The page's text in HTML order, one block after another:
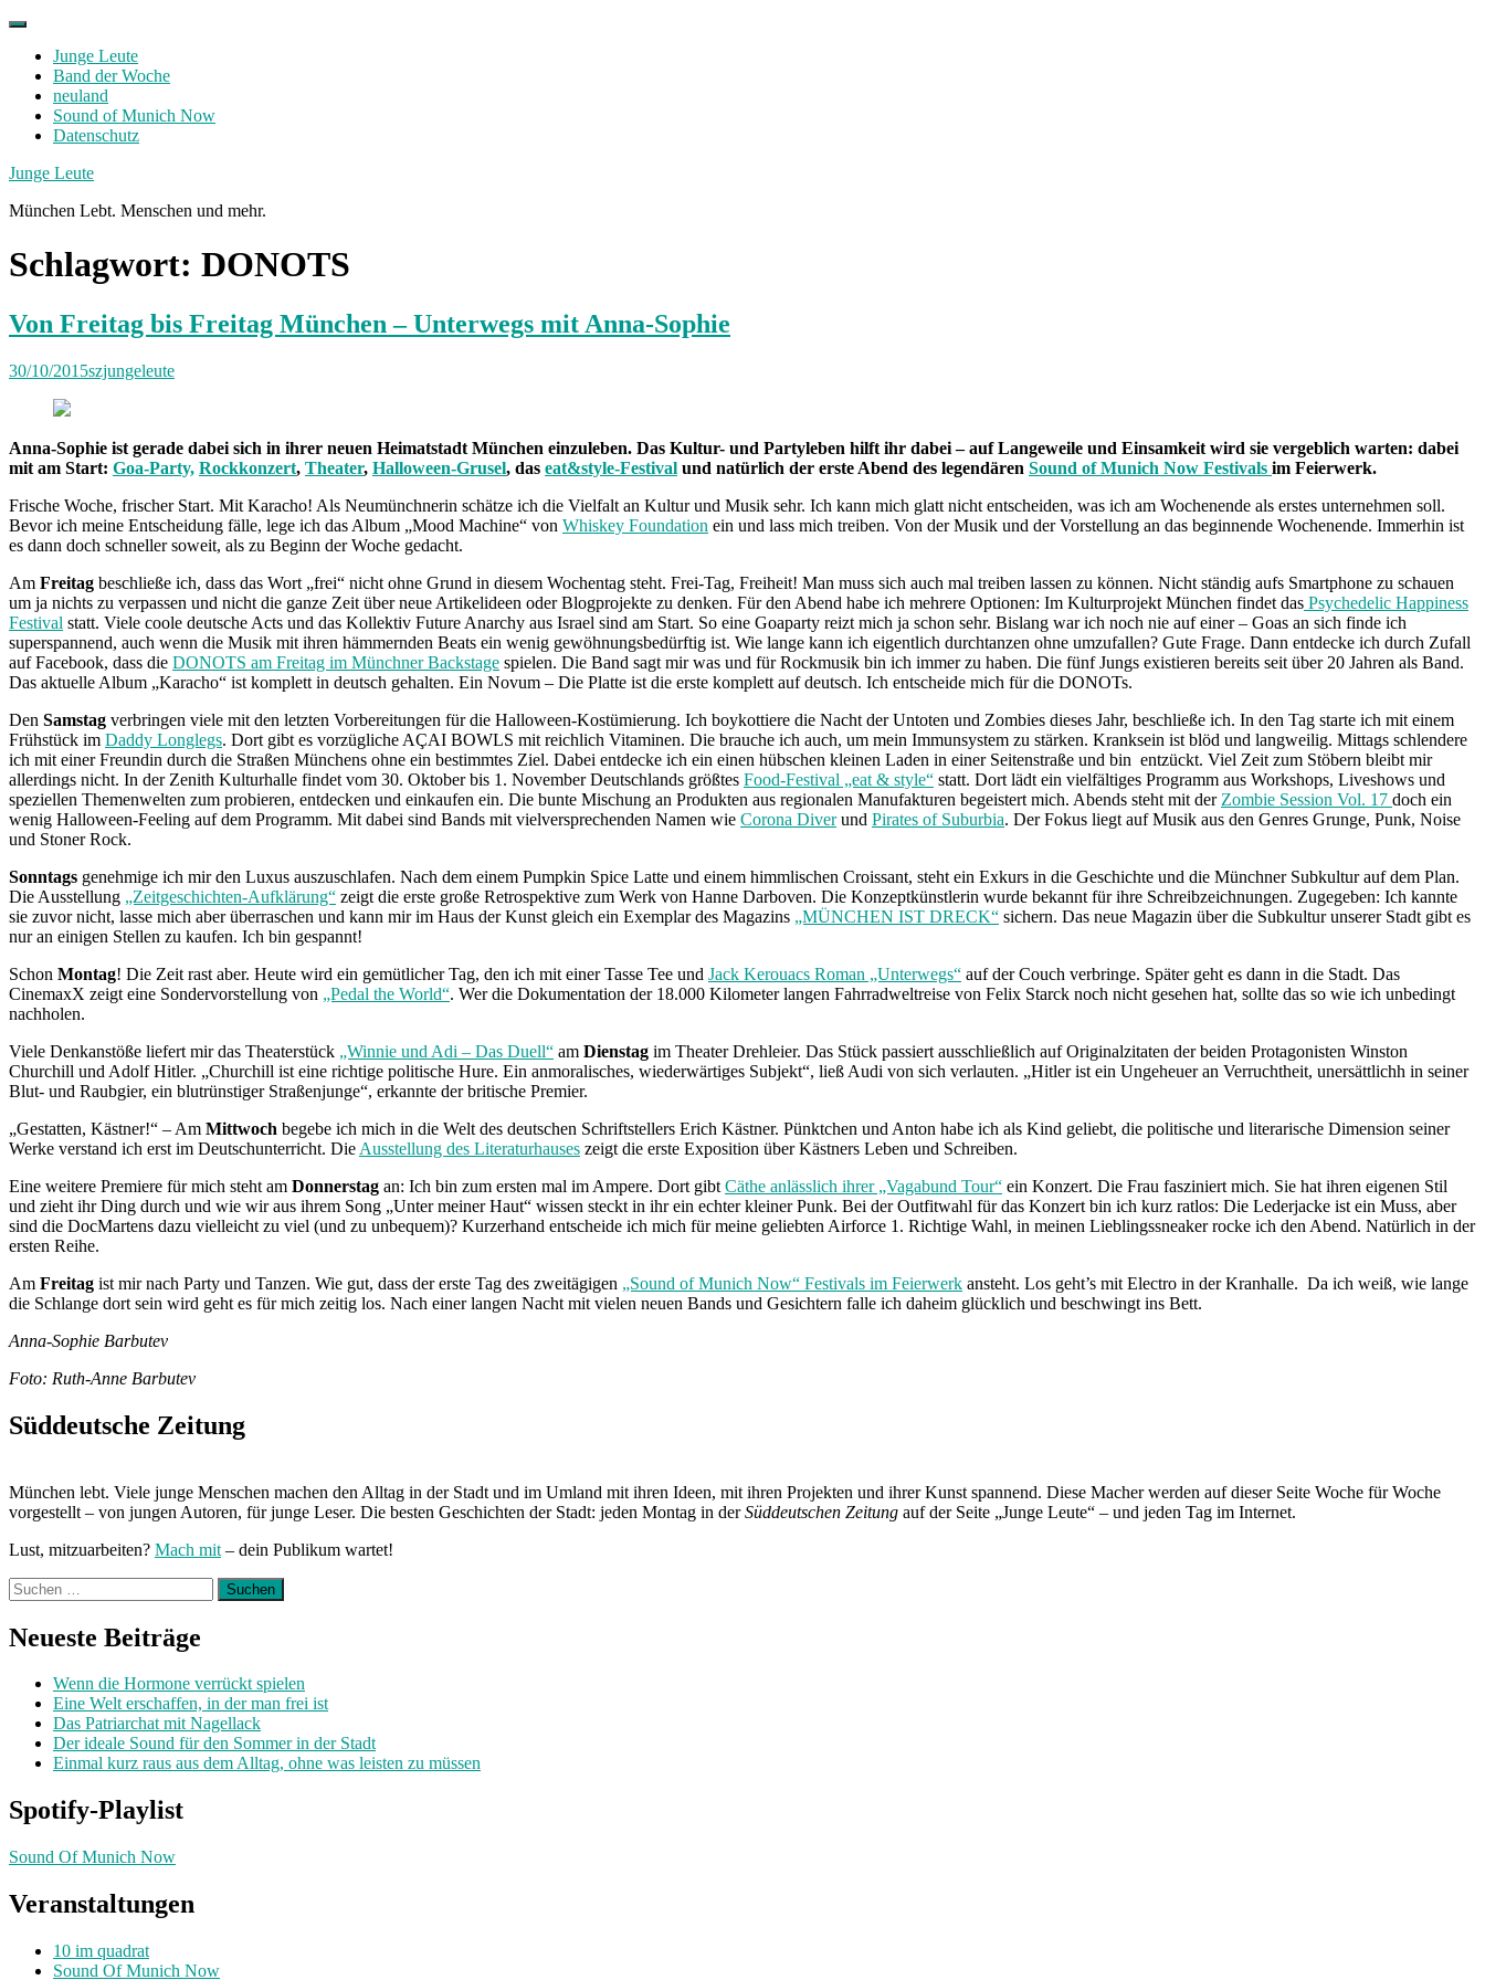
Skip
contentJunge Leute
Band der Woche
neuland
Sound of Munich Now
Datenschutz
Facebook
Twitter
Instagram
Junge Leute
München Lebt. Menschen und mehr.
Schlagwort: DONOTS
Von Freitag bis Freitag München – Unterwegs mit Anna-Sophie
30/10/2015szjungeleute
Anna-Sophie ist gerade dabei sich in ihrer neuen Heimatstadt München einzuleben. Das Kultur- und Partyleben hilft ihr dabei – auf Langeweile und Einsamkeit wird sie vergeblich warten: dabei
mit am Start: Goa-Party, Rockkonzert, Theater, Halloween-Grusel, das eat&style-Festival und natürlich der erste Abend des legendären Sound of Munich Now Festivals im Feierwerk.
Frische Woche, frischer Start. Mit Karacho! Als Neumünchnerin schätze ich die Vielfalt an Kultur und Musik sehr. Ich kann mich glatt nicht entscheiden, was ich am Wochenende als erstes unternehmen soll.
Bevor ich meine Entscheidung fälle, lege ich das Album „Mood Machine“ von Whiskey Foundation ein und lass mich treiben. Von der Musik und der Vorstellung an das beginnende Wochenende. Immerhin ist
es dann doch schneller soweit, als zu Beginn der Woche gedacht.
Am Freitag beschließe ich, dass das Wort „frei“ nicht ohne Grund in diesem Wochentag steht. Frei-Tag, Freiheit! Man muss sich auch mal treiben lassen zu können. Nicht ständig aufs Smartphone zu schauen
um ja nichts zu verpassen und nicht die ganze Zeit über neue Artikelideen oder Blogprojekte zu denken. Für den Abend habe ich mehrere Optionen: Im Kulturprojekt München findet das Psychedelic Happiness
Festival statt. Viele coole deutsche Acts und das Kollektiv Future Anarchy aus Israel sind am Start. So eine Goaparty reizt mich ja schon sehr. Bislang war ich noch nie auf einer – Goas an sich finde ich
superspannend, auch wenn die Musik mit ihren hämmernden Beats ein wenig gewöhnungsbedürftig ist. Wie lange kann ich eigentlich durchtanzen ohne umzufallen? Gute Frage. Dann entdecke ich durch Zufall
auf Facebook, dass die DONOTS am Freitag im Münchner Backstage spielen. Die Band sagt mir was und für Rockmusik bin ich immer zu haben. Die fünf Jungs existieren bereits seit über 20 Jahren als Band.
Das aktuelle Album „Karacho“ ist komplett in deutsch gehalten. Ein Novum – Die Platte ist die erste komplett auf deutsch. Ich entscheide mich für die DONOTs.
Den Samstag verbringen viele mit den letzten Vorbereitungen für die Halloween-Kostümierung. Ich boykottiere die Nacht der Untoten und Zombies dieses Jahr, beschließe ich. In den Tag starte ich mit einem
Frühstück im Daddy Longlegs. Dort gibt es vorzügliche AÇAI BOWLS mit reichlich Vitaminen. Die brauche ich auch, um mein Immunsystem zu stärken. Kranksein ist blöd und langweilig. Mittags schlendere
ich mit einer Freundin durch die Straßen Münchens ohne ein bestimmtes Ziel. Dabei entdecke ich ein einen hübschen kleinen Laden in einer Seitenstraße und bin entzückt. Viel Zeit zum Stöbern bleibt mir
allerdings nicht. In der Zenith Kulturhalle findet vom 30. Oktober bis 1. November Deutschlands größtes Food-Festival „eat & style“ statt. Dort lädt ein vielfältiges Programm aus Workshops, Liveshows und
speziellen Themenwelten zum probieren, entdecken und einkaufen ein. Die bunte Mischung an Produkten aus regionalen Manufakturen begeistert mich. Abends steht mit der Zombie Session Vol. 17 doch ein
wenig Halloween-Feeling auf dem Programm. Mit dabei sind Bands mit vielversprechenden Namen wie Corona Diverund Pirates of Suburbia. Der Fokus liegt auf Musik aus den Genres Grunge, Punk, Noise
und Stoner Rock.
Sonntags genehmige ich mir den Luxus auszuschlafen. Nach dem einem Pumpkin Spice Latte und einem himmlischen Croissant, steht ein Exkurs in die Geschichte und die Münchner Subkultur auf dem Plan.
Die Ausstellung „Zeitgeschichten-Aufklärung“ zeigt die erste große Retrospektive zum Werk von Hanne Darboven. Die Konzeptkünstlerin wurde bekannt für ihre Schreibzeichnungen. Zugegeben: Ich kannte
sie zuvor nicht, lasse mich aber überraschen und kann mir im Haus der Kunst gleich ein Exemplar des Magazins „MÜNCHEN IST DRECK“ sichern. Das neue Magazin über die Subkultur unserer Stadt gibt es
nur an einigen Stellen zu kaufen. Ich bin gespannt!
Schon Montag! Die Zeit rast aber. Heute wird ein gemütlicher Tag, den ich mit einer Tasse Tee und Jack Kerouacs Roman „Unterwegs“ auf der Couch verbringe. Später geht es dann in die Stadt. Das
CinemaxX zeigt eine Sondervorstellung von „Pedal the World“. Wer die Dokumentation der 18.000 Kilometer langen Fahrradweltreise von Felix Starck noch nicht gesehen hat, sollte das so wie ich unbedingt
nachholen.
Viele Denkanstöße liefert mir das Theaterstück „Winnie und Adi – Das Duell“ am Dienstag im Theater Drehleier. Das Stück passiert ausschließlich auf Originalzitaten der beiden Protagonisten Winston
Churchill und Adolf Hitler. „Churchill ist eine richtige politische Hure. Ein anmoralisches, wiederwärtiges Subjekt“, ließ Audi von sich verlauten. „Hitler ist ein Ungeheuer an Verruchtheit, unersättlichh in seiner
Blut- und Raubgier, ein blutrünstiger Straßenjunge“, erkannte der britische Premier.
„Gestatten, Kästner!“ – Am Mittwoch begebe ich mich in die Welt des deutschen Schriftstellers Erich Kästner. Pünktchen und Anton habe ich als Kind geliebt, die politische und literarische Dimension seiner
Werke verstand ich erst im Deutschunterricht. Die Ausstellung des Literaturhauses zeigt die erste Exposition über Kästners Leben und Schreiben.
Eine weitere Premiere für mich steht am Donnerstag an: Ich bin zum ersten mal im Ampere. Dort gibt Cäthe anlässlich ihrer „Vagabund Tour“ ein Konzert. Die Frau fasziniert mich. Sie hat ihren eigenen Stil
und zieht ihr Ding durch und wie wir aus ihrem Song „Unter meiner Haut“ wissen steckt in ihr ein echter kleiner Punk. Bei der Outfitwahl für das Konzert bin ich kurz ratlos: Die Lederjacke ist ein Muss, aber
sind die DocMartens dazu vielleicht zu viel (und zu unbequem)? Kurzerhand entscheide ich mich für meine geliebten Airforce 1. Richtige Wahl, in meinen Lieblingssneaker rocke ich den Abend. Natürlich in der
ersten Reihe.
Am Freitag ist mir nach Party und Tanzen. Wie gut, dass der erste Tag des zweitägigen „Sound of Munich Now“ Festivals im Feierwerk ansteht. Los geht’s mit Electro in der Kranhalle. Da ich weiß, wie lange
die Schlange dort sein wird geht es für mich zeitig los. Nach einer langen Nacht mit vielen neuen Bands und Gesichtern falle ich daheim glücklich und beschwingt ins Bett.
Anna-Sophie Barbutev
Foto: Ruth-Anne Barbutev
Süddeutsche Zeitung
München lebt. Viele junge Menschen machen den Alltag in der Stadt und im Umland mit ihren Ideen, mit ihren Projekten und ihrer Kunst spannend. Diese Macher werden auf dieser Seite Woche für Woche
vorgestellt – von jungen Autoren, für junge Leser. Die besten Geschichten der Stadt: jeden Montag in derSüddeutschen Zeitung auf der Seite „Junge Leute“ – und jeden Tag im Internet.
Lust, mitzuarbeiten? Mach mit – dein Publikum wartet!
Suchen
nach:
Neueste Beiträge
Wenn die Hormone verrückt spielen
Eine Welt erschaffen, in der man frei ist
Das Patriarchat mit Nagellack
Der ideale Sound für den Sommer in der Stadt
Einmal kurz raus aus dem Alltag, ohne was leisten zu müssen
Spotify-Playlist
Sound Of Munich Now
Veranstaltungen
10 im quadrat
Sound Of Munich Now